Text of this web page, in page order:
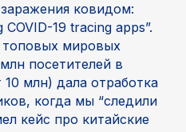
ковидом:
COVID-19 tracing apps”.
мировых
посетителей в
млн) дала отработка
когда мы “следили
кейс про китайские